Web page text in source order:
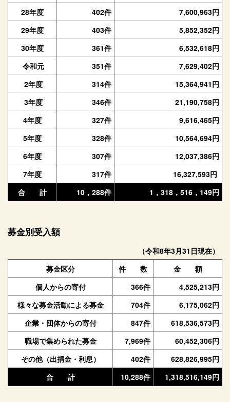
28年度
402件
7,600,963円
29年度
403件
5,852,352円
30年度
361件
6,532,618円
令和元
351件
7,629,402円
2年度
314件
15,364,941円
3年度
346件
21,190,758円
4年度
327件
9,616,465円
5年度
328件
10,564,694円
6年度
307件
12,037,386円
7年度
317件
16,327,593円
合 計
10，288件 1，318，516，149円
募金別受入額
（令和8年3月31日現在）
募金区分
件 数
金 額
個人からの寄付
366件
4,525,213円
様々な募金活動による募金
704件
6,175,062円
企業・団体からの寄付
847件
618,536,573円
職場で集められた募金
7,969件
60,452,306円
その他（出捐金・利息）
402件
628,826,995円
合 計
10,288件 1,318,516,149円